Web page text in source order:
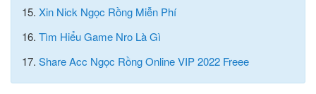
15. Xin Nick Ngọc Rồng Miễn Phí
16. Tìm Hiểu Game Nro Là Gì
17. Share Acc Ngọc Rồng Online VIP 2022 Freee